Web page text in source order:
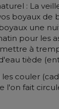
: La
boyaux de
une
pour les
à
tiède
les couler
l'on fait